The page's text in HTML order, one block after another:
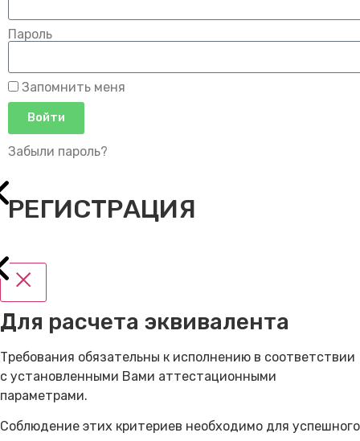
Пароль
Запомнить меня
Войти
Забыли пароль?
РЕГИСТРАЦИЯ
Для расчета эквивалента
Требования обязательны к исполнению в соответствии
с установленными Вами аттестационными
параметрами.
Соблюдение этих критериев необходимо для успешного